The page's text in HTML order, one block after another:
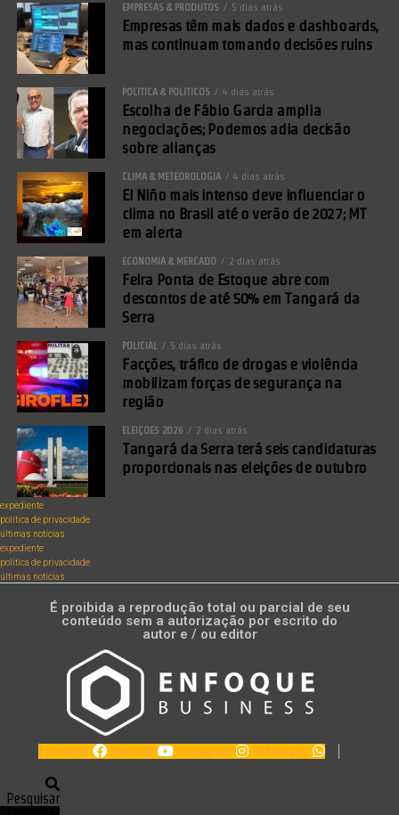
EMPRESAS & PRODUTOS 5 dias atrás
Empresas têm mais dados e dashboards,
mas continuam tomando decisões ruins
POLÍTICA & POLÍTICOS 4 dias atrás
Escolha de Fábio Garcia amplia
negociações; Podemos adia decisão
sobre alianças
CLIMA & METEOROLOGIA 4 dias atrás
El Niño mais intenso deve influenciar o
clima no Brasil até o verão de 2027; MT
em alerta
ECONOMIA & MERCADO 2 dias atrás
Feira Ponta de Estoque abre com
descontos de até 50% em Tangará da
Serra
POLICIAL 5 dias atrás
Facções, tráfico de drogas e violência
mobilizam forças de segurança na
região
ELEIÇÕES 2026 2 dias atrás
Tangará da Serra terá seis candidaturas
proporcionais nas eleições de outubro
expediente
política de privacidade
últimas notícias
expediente
política de privacidade
últimas notícias
É proibida a reprodução total ou parcial de seu
conteúdo sem a autorização por escrito do
autor e / ou editor
Facebook Youtube Instagram Whatsapp
Pesquisar